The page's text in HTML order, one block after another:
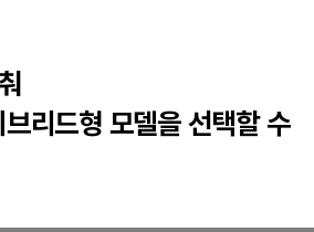
리드형 모델을 선택할 수